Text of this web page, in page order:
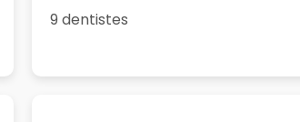
9 dentistes